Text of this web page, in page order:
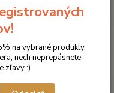
NATURE
Lucerkové granule
kg
na vybrané produkty.
nech neprepásnete
zľavy :).